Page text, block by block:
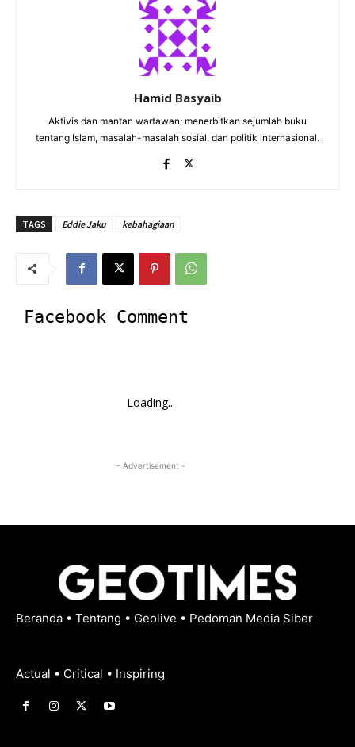
Hamid Basyaib
Aktivis dan mantan wartawan; menerbitkan sejumlah buku
tentang Islam, masalah-masalah sosial, dan politik internasional.
TAGS Eddie Jaku kebahagiaan
Facebook Comment
Loading...
- Advertisement -
Beranda • Tentang • Geolive • Pedoman Media Siber
Actual • Critical • Inspiring